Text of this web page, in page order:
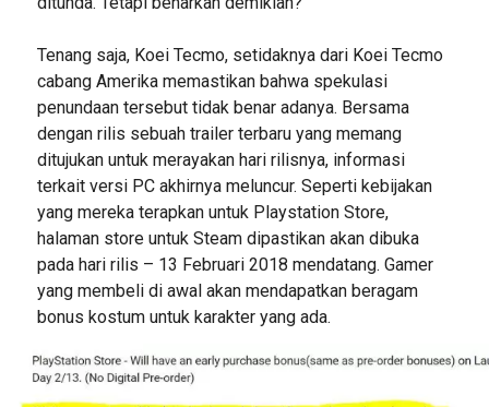
Tenang saja, Koei Tecmo, setidaknya dari Koei Tecmo
cabang Amerika memastikan bahwa spekulasi
penundaan tersebut tidak benar adanya. Bersama
dengan rilis sebuah trailer terbaru yang memang
ditujukan untuk merayakan hari rilisnya, informasi
terkait versi PC akhirnya meluncur. Seperti kebijakan
yang mereka terapkan untuk Playstation Store,
halaman store untuk Steam dipastikan akan dibuka
pada hari rilis – 13 Februari 2018 mendatang. Gamer
yang membeli di awal akan mendapatkan beragam
bonus kostum untuk karakter yang ada.